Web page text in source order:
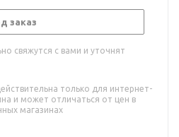
заказ
свяжутся с вами и уточнят
только для интернет-
и может отличаться от цен в
магазинах